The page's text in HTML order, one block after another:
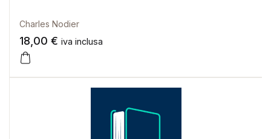
Charles Nodier
18,00 € iva inclusa